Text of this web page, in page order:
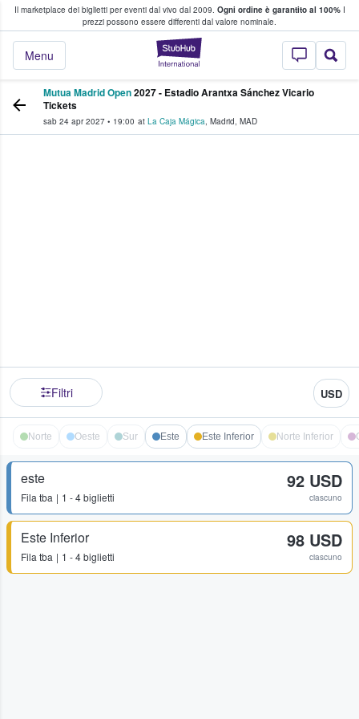
Il marketplace dei biglietti per eventi dal vivo dal 2009. Ogni ordine è garantito al 100%I
prezzi possono essere differenti dal valore nominale.
StubHub - Dove
Menu
fan comprano e vendono biglietti
Mutua Madrid Open2027 - Estadio Arantxa Sánchez Vicario
Tickets
sab 24 apr 2027 • 19:00 at La Caja Mágica, Madrid, MAD
Filtri USD
Norte Oeste Sur Este Este Inferior Norte Inferior
este
Fila tba 1 - 4 biglietti
92 USD
ciascuno
Este Inferior
Fila tba 1 - 4 biglietti
98 USD
ciascuno